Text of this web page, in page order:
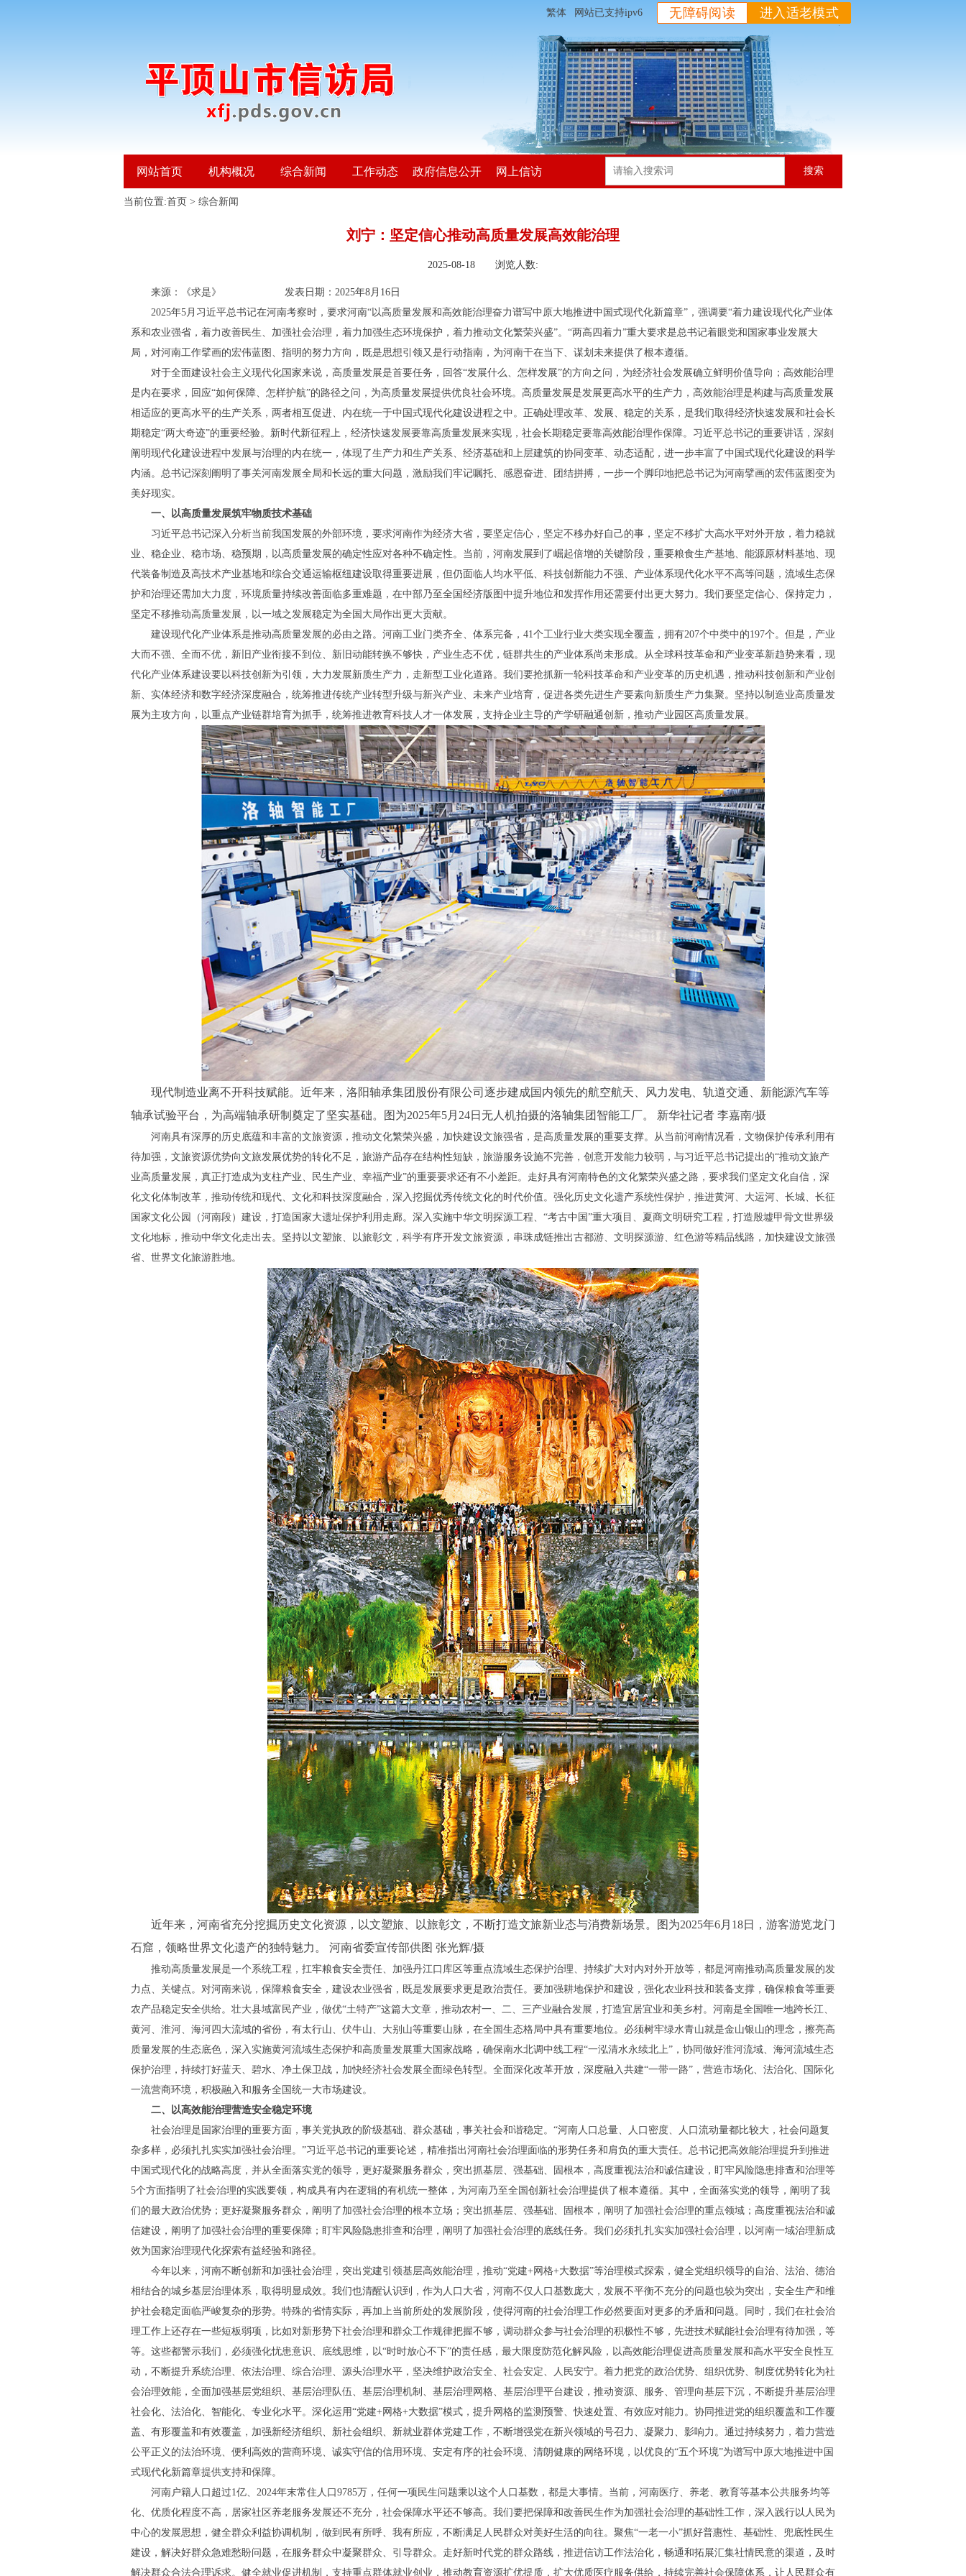
进入适老模式
无障碍阅读
网站已支持ipv6
繁体
网站首页 机构概况 综合新闻 工作动态 政府信息公开 网上信访 搜索
当前位置:首页 > 综合新闻
刘宁：坚定信心推动高质量发展高效能治理
2025-08-18 浏览人数:
来源：《求是》 发表日期：2025年8月16日
2025年5月习近平总书记在河南考察时，要求河南“以高质量发展和高效能治理奋力谱写中原大地推进中国式现代化新篇章”，强调要“着力建设现代化产业体
系和农业强省，着力改善民生、加强社会治理，着力加强生态环境保护，着力推动文化繁荣兴盛”。“两高四着力”重大要求是总书记着眼党和国家事业发展大
局，对河南工作擘画的宏伟蓝图、指明的努力方向，既是思想引领又是行动指南，为河南干在当下、谋划未来提供了根本遵循。
对于全面建设社会主义现代化国家来说，高质量发展是首要任务，回答“发展什么、怎样发展”的方向之问，为经济社会发展确立鲜明价值导向；高效能治理
是内在要求，回应“如何保障、怎样护航”的路径之问，为高质量发展提供优良社会环境。高质量发展是发展更高水平的生产力，高效能治理是构建与高质量发展
相适应的更高水平的生产关系，两者相互促进、内在统一于中国式现代化建设进程之中。正确处理改革、发展、稳定的关系，是我们取得经济快速发展和社会长
期稳定“两大奇迹”的重要经验。新时代新征程上，经济快速发展要靠高质量发展来实现，社会长期稳定要靠高效能治理作保障。习近平总书记的重要讲话，深刻
阐明现代化建设进程中发展与治理的内在统一，体现了生产力和生产关系、经济基础和上层建筑的协同变革、动态适配，进一步丰富了中国式现代化建设的科学
内涵。总书记深刻阐明了事关河南发展全局和长远的重大问题，激励我们牢记嘱托、感恩奋进、团结拼搏，一步一个脚印地把总书记为河南擘画的宏伟蓝图变为
美好现实。
一、以高质量发展筑牢物质技术基础
习近平总书记深入分析当前我国发展的外部环境，要求河南作为经济大省，要坚定信心，坚定不移办好自己的事，坚定不移扩大高水平对外开放，着力稳就
业、稳企业、稳市场、稳预期，以高质量发展的确定性应对各种不确定性。当前，河南发展到了崛起倍增的关键阶段，重要粮食生产基地、能源原材料基地、现
代装备制造及高技术产业基地和综合交通运输枢纽建设取得重要进展，但仍面临人均水平低、科技创新能力不强、产业体系现代化水平不高等问题，流域生态保
护和治理还需加大力度，环境质量持续改善面临多重难题，在中部乃至全国经济版图中提升地位和发挥作用还需要付出更大努力。我们要坚定信心、保持定力，
坚定不移推动高质量发展，以一域之发展稳定为全国大局作出更大贡献。
建设现代化产业体系是推动高质量发展的必由之路。河南工业门类齐全、体系完备，41个工业行业大类实现全覆盖，拥有207个中类中的197个。但是，产业
大而不强、全而不优，新旧产业衔接不到位、新旧动能转换不够快，产业生态不优，链群共生的产业体系尚未形成。从全球科技革命和产业变革新趋势来看，现
代化产业体系建设要以科技创新为引领，大力发展新质生产力，走新型工业化道路。我们要抢抓新一轮科技革命和产业变革的历史机遇，推动科技创新和产业创
新、实体经济和数字经济深度融合，统筹推进传统产业转型升级与新兴产业、未来产业培育，促进各类先进生产要素向新质生产力集聚。坚持以制造业高质量发
展为主攻方向，以重点产业链群培育为抓手，统筹推进教育科技人才一体发展，支持企业主导的产学研融通创新，推动产业园区高质量发展。
现代制造业离不开科技赋能。近年来，洛阳轴承集团股份有限公司逐步建成国内领先的航空航天、风力发电、轨道交通、新能源汽车等
轴承试验平台，为高端轴承研制奠定了坚实基础。图为2025年5月24日无人机拍摄的洛轴集团智能工厂。 新华社记者 李嘉南/摄
河南具有深厚的历史底蕴和丰富的文旅资源，推动文化繁荣兴盛，加快建设文旅强省，是高质量发展的重要支撑。从当前河南情况看，文物保护传承利用有
待加强，文旅资源优势向文旅发展优势的转化不足，旅游产品存在结构性短缺，旅游服务设施不完善，创意开发能力较弱，与习近平总书记提出的“推动文旅产
业高质量发展，真正打造成为支柱产业、民生产业、幸福产业”的重要要求还有不小差距。走好具有河南特色的文化繁荣兴盛之路，要求我们坚定文化自信，深
化文化体制改革，推动传统和现代、文化和科技深度融合，深入挖掘优秀传统文化的时代价值。强化历史文化遗产系统性保护，推进黄河、大运河、长城、长征
国家文化公园（河南段）建设，打造国家大遗址保护利用走廊。深入实施中华文明探源工程、“考古中国”重大项目、夏商文明研究工程，打造殷墟甲骨文世界级
文化地标，推动中华文化走出去。坚持以文塑旅、以旅彰文，科学有序开发文旅资源，串珠成链推出古都游、文明探源游、红色游等精品线路，加快建设文旅强
省、世界文化旅游胜地。
近年来，河南省充分挖掘历史文化资源，以文塑旅、以旅彰文，不断打造文旅新业态与消费新场景。图为2025年6月18日，游客游览龙门
石窟，领略世界文化遗产的独特魅力。 河南省委宣传部供图 张光辉/摄
推动高质量发展是一个系统工程，扛牢粮食安全责任、加强丹江口库区等重点流域生态保护治理、持续扩大对内对外开放等，都是河南推动高质量发展的发
力点、关键点。对河南来说，保障粮食安全，建设农业强省，既是发展要求更是政治责任。要加强耕地保护和建设，强化农业科技和装备支撑，确保粮食等重要
农产品稳定安全供给。壮大县域富民产业，做优“土特产”这篇大文章，推动农村一、二、三产业融合发展，打造宜居宜业和美乡村。河南是全国唯一地跨长江、
黄河、淮河、海河四大流域的省份，有太行山、伏牛山、大别山等重要山脉，在全国生态格局中具有重要地位。必须树牢绿水青山就是金山银山的理念，擦亮高
质量发展的生态底色，深入实施黄河流域生态保护和高质量发展重大国家战略，确保南水北调中线工程“一泓清水永续北上”，协同做好淮河流域、海河流域生态
保护治理，持续打好蓝天、碧水、净土保卫战，加快经济社会发展全面绿色转型。全面深化改革开放，深度融入共建“一带一路”，营造市场化、法治化、国际化
一流营商环境，积极融入和服务全国统一大市场建设。
二、以高效能治理营造安全稳定环境
社会治理是国家治理的重要方面，事关党执政的阶级基础、群众基础，事关社会和谐稳定。“河南人口总量、人口密度、人口流动量都比较大，社会问题复
杂多样，必须扎扎实实加强社会治理。”习近平总书记的重要论述，精准指出河南社会治理面临的形势任务和肩负的重大责任。总书记把高效能治理提升到推进
中国式现代化的战略高度，并从全面落实党的领导，更好凝聚服务群众，突出抓基层、强基础、固根本，高度重视法治和诚信建设，盯牢风险隐患排查和治理等
5个方面指明了社会治理的实践要领，构成具有内在逻辑的有机统一整体，为河南乃至全国创新社会治理提供了根本遵循。其中，全面落实党的领导，阐明了我
们的最大政治优势；更好凝聚服务群众，阐明了加强社会治理的根本立场；突出抓基层、强基础、固根本，阐明了加强社会治理的重点领域；高度重视法治和诚
信建设，阐明了加强社会治理的重要保障；盯牢风险隐患排查和治理，阐明了加强社会治理的底线任务。我们必须扎扎实实加强社会治理，以河南一域治理新成
效为国家治理现代化探索有益经验和路径。
今年以来，河南不断创新和加强社会治理，突出党建引领基层高效能治理，推动“党建+网格+大数据”等治理模式探索，健全党组织领导的自治、法治、德治
相结合的城乡基层治理体系，取得明显成效。我们也清醒认识到，作为人口大省，河南不仅人口基数庞大，发展不平衡不充分的问题也较为突出，安全生产和维
护社会稳定面临严峻复杂的形势。特殊的省情实际，再加上当前所处的发展阶段，使得河南的社会治理工作必然要面对更多的矛盾和问题。同时，我们在社会治
理工作上还存在一些短板弱项，比如对新形势下社会治理和群众工作规律把握不够，调动群众参与社会治理的积极性不够，先进技术赋能社会治理有待加强，等
等。这些都警示我们，必须强化忧患意识、底线思维，以“时时放心不下”的责任感，最大限度防范化解风险，以高效能治理促进高质量发展和高水平安全良性互
动，不断提升系统治理、依法治理、综合治理、源头治理水平，坚决维护政治安全、社会安定、人民安宁。着力把党的政治优势、组织优势、制度优势转化为社
会治理效能，全面加强基层党组织、基层治理队伍、基层治理机制、基层治理网格、基层治理平台建设，推动资源、服务、管理向基层下沉，不断提升基层治理
社会化、法治化、智能化、专业化水平。深化运用“党建+网格+大数据”模式，提升网格的监测预警、快速处置、有效应对能力。协同推进党的组织覆盖和工作覆
盖、有形覆盖和有效覆盖，加强新经济组织、新社会组织、新就业群体党建工作，不断增强党在新兴领域的号召力、凝聚力、影响力。通过持续努力，着力营造
公平正义的法治环境、便利高效的营商环境、诚实守信的信用环境、安定有序的社会环境、清朗健康的网络环境，以优良的“五个环境”为谱写中原大地推进中国
式现代化新篇章提供支持和保障。
河南户籍人口超过1亿、2024年末常住人口9785万，任何一项民生问题乘以这个人口基数，都是大事情。当前，河南医疗、养老、教育等基本公共服务均等
化、优质化程度不高，居家社区养老服务发展还不充分，社会保障水平还不够高。我们要把保障和改善民生作为加强社会治理的基础性工作，深入践行以人民为
中心的发展思想，健全群众利益协调机制，做到民有所呼、我有所应，不断满足人民群众对美好生活的向往。聚焦“一老一小”抓好普惠性、基础性、兜底性民生
建设，解决好群众急难愁盼问题，在服务群众中凝聚群众、引导群众。走好新时代党的群众路线，推进信访工作法治化，畅通和拓展汇集社情民意的渠道，及时
解决群众合法合理诉求。健全就业促进机制，支持重点群体就业创业，推动教育资源扩优提质，扩大优质医疗服务供给，持续完善社会保障体系，让人民群众有